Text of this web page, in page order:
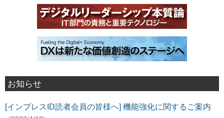
お知らせ
[インプレスID読者会員の皆様へ] 機能強化に関するご案内